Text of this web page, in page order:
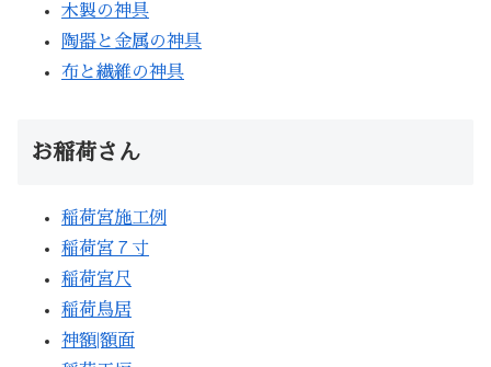
木製の神具
陶器と金属の神具
布と繊維の神具
お稲荷さん
稲荷宮施工例
稲荷宮７寸
稲荷宮尺
稲荷鳥居
神額|額面